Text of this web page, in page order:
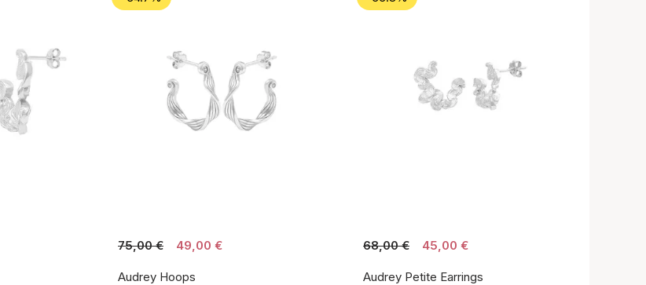
75,00 € 49,00 €
Audrey Hoops
68,00 € 45,00 €
Audrey Petite Earrings